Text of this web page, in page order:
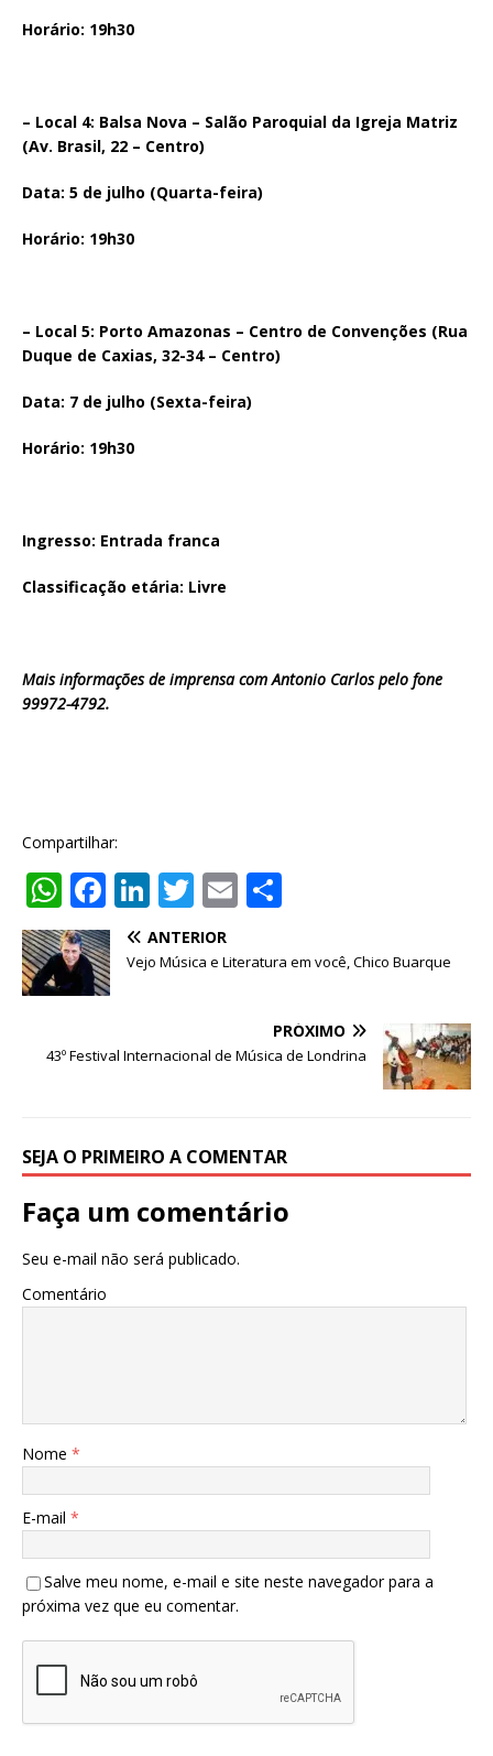
Horário: 19h30
– Local 4: Balsa Nova – Salão Paroquial da Igreja Matriz
(Av. Brasil, 22 – Centro)
Data: 5 de julho (Quarta-feira)
Horário: 19h30
– Local 5: Porto Amazonas – Centro de Convenções (Rua
Duque de Caxias, 32-34 – Centro)
Data: 7 de julho (Sexta-feira)
Horário: 19h30
Ingresso: Entrada franca
Classificação etária: Livre
Mais informações de imprensa com Antonio Carlos pelo fone
99972-4792.
Compartilhar:
W
h
at
s
p
F
a
c
e
o
Li
n
k
n
T
w
it
E
ai ar
ANTERIOR
Vejo Música e Literatura em você, Chico Buarque
PRÓXIMO
43º Festival Internacional de Música de Londrina
SEJA O PRIMEIRO A COMENTAR
Faça um comentário
Seu e-mail não será publicado.
Comentário
Nome *
E-mail *
Salve meu nome, e-mail e site neste navegador para a
próxima vez que eu comentar.